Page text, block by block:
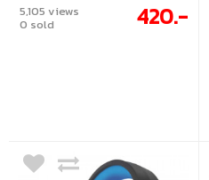
5,105 views
0 sold 420.-